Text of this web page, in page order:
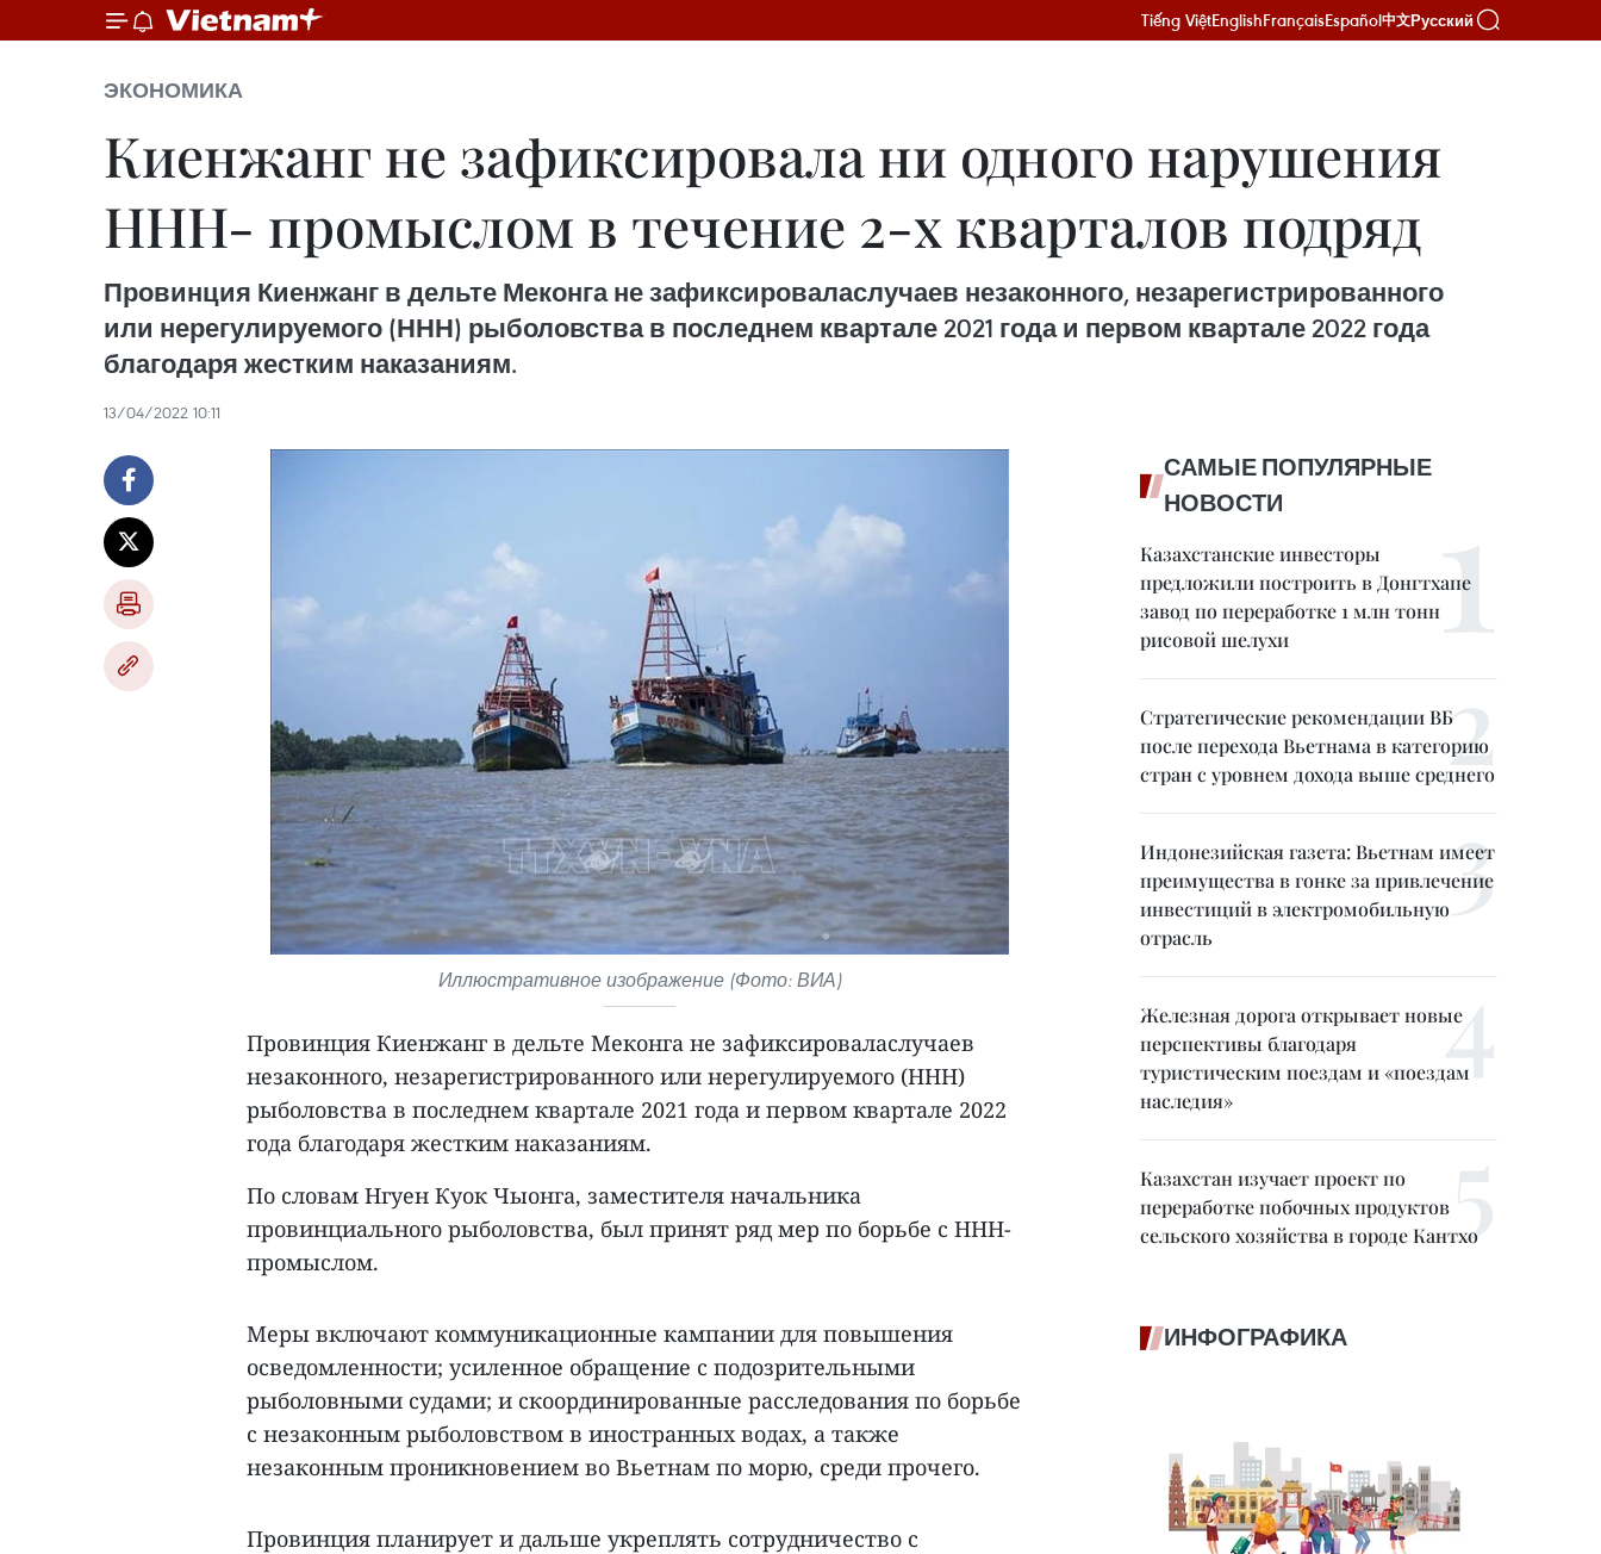
Tiếng ViệtEnglishFrançaisEspañol中文Русский
ЭКОНОМИКА
Киенжанг не зафиксировала ни одного нарушения
ННН- промыслом в течение 2-х кварталов подряд
Провинция Киенжанг в дельте Меконга не зафиксироваласлучаев незаконного, незарегистрированного
или нерегулируемого (ННН) рыболовства в последнем квартале 2021 года и первом квартале 2022 года
благодаря жестким наказаниям.
13/04/2022 10:11
Иллюстративное изображение (Фото: ВИА)
Провинция Киенжанг в дельте Меконга не зафиксироваласлучаев
незаконного, незарегистрированного или нерегулируемого (ННН)
рыболовства в последнем квартале 2021 года и первом квартале 2022
года благодаря жестким наказаниям.
По словам Нгуен Куок Чыонга, заместителя начальника
провинциального рыболовства, был принят ряд мер по борьбе с ННН-
промыслом.
Меры включают коммуникационные кампании для повышения
осведомленности; усиленное обращение с подозрительными
рыболовными судами; и скоординированные расследования по борьбе
с незаконным рыболовством в иностранных водах, а также
незаконным проникновением во Вьетнам по морю, среди прочего.
Провинция планирует и дальше укреплять сотрудничество с
САМЫЕ ПОПУЛЯРНЫЕ
НОВОСТИ
Казахстанские инвесторы
предложили построить в Донгтхапе
завод по переработке 1 млн тонн
рисовой шелухи
Стратегические рекомендации ВБ
после перехода Вьетнама в категорию
стран с уровнем дохода выше среднего
Индонезийская газета: Вьетнам имеет
преимущества в гонке за привлечение
инвестиций в электромобильную
отрасль
Железная дорога открывает новые
перспективы благодаря
туристическим поездам и «поездам
наследия»
Казахстан изучает проект по
переработке побочных продуктов
сельского хозяйства в городе Кантхо
ИНФОГРАФИКА